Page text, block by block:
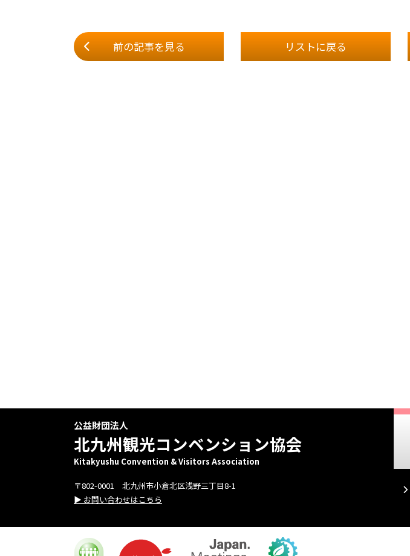
前の記事を見る リストに戻る
公益財団法人
北九州観光コンベンション協会
Kitakyushu Convention & Visitors Association
〒802-0001 北九州市小倉北区浅野三丁目8-1
▶ お問い合わせはこちら